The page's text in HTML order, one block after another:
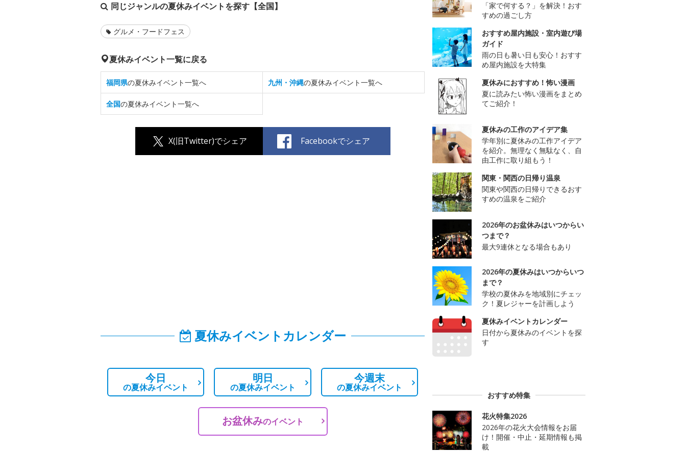
同じジャンルの夏休みイベントを探す【全国】
グルメ・フードフェス
夏休みイベント一覧に戻る
福岡県の夏休みイベント一覧へ 九州・沖縄の夏休みイベント一覧へ
全国の夏休みイベント一覧へ
X(旧Twitter)でシェア Facebookでシェア
夏休みイベントカレンダー
今日
の夏休みイベント
明日
の夏休みイベント
今週末
の夏休みイベント
お盆休みのイベント
「家で何する？」を解決！おす
すめの過ごし方
おすすめ屋内施設・室内遊び場
ガイド
雨の日も暑い日も安心！おすす
め屋内施設を大特集
夏休みにおすすめ！怖い漫画
夏に読みたい怖い漫画をまとめ
てご紹介！
夏休みの工作のアイデア集
学年別に夏休みの工作アイデア
を紹介。無理なく無駄なく、自
由工作に取り組もう！
関東・関西の日帰り温泉
関東や関西の日帰りできるおす
すめの温泉をご紹介
2026年のお盆休みはいつからい
つまで？
最大9連休となる場合もあり
2026年の夏休みはいつからいつ
まで？
学校の夏休みを地域別にチェッ
ク！夏レジャーを計画しよう
夏休みイベントカレンダー
日付から夏休みのイベントを探
す
おすすめ特集
花火特集2026
2026年の花火大会情報をお届
け！開催・中止・延期情報も掲
載